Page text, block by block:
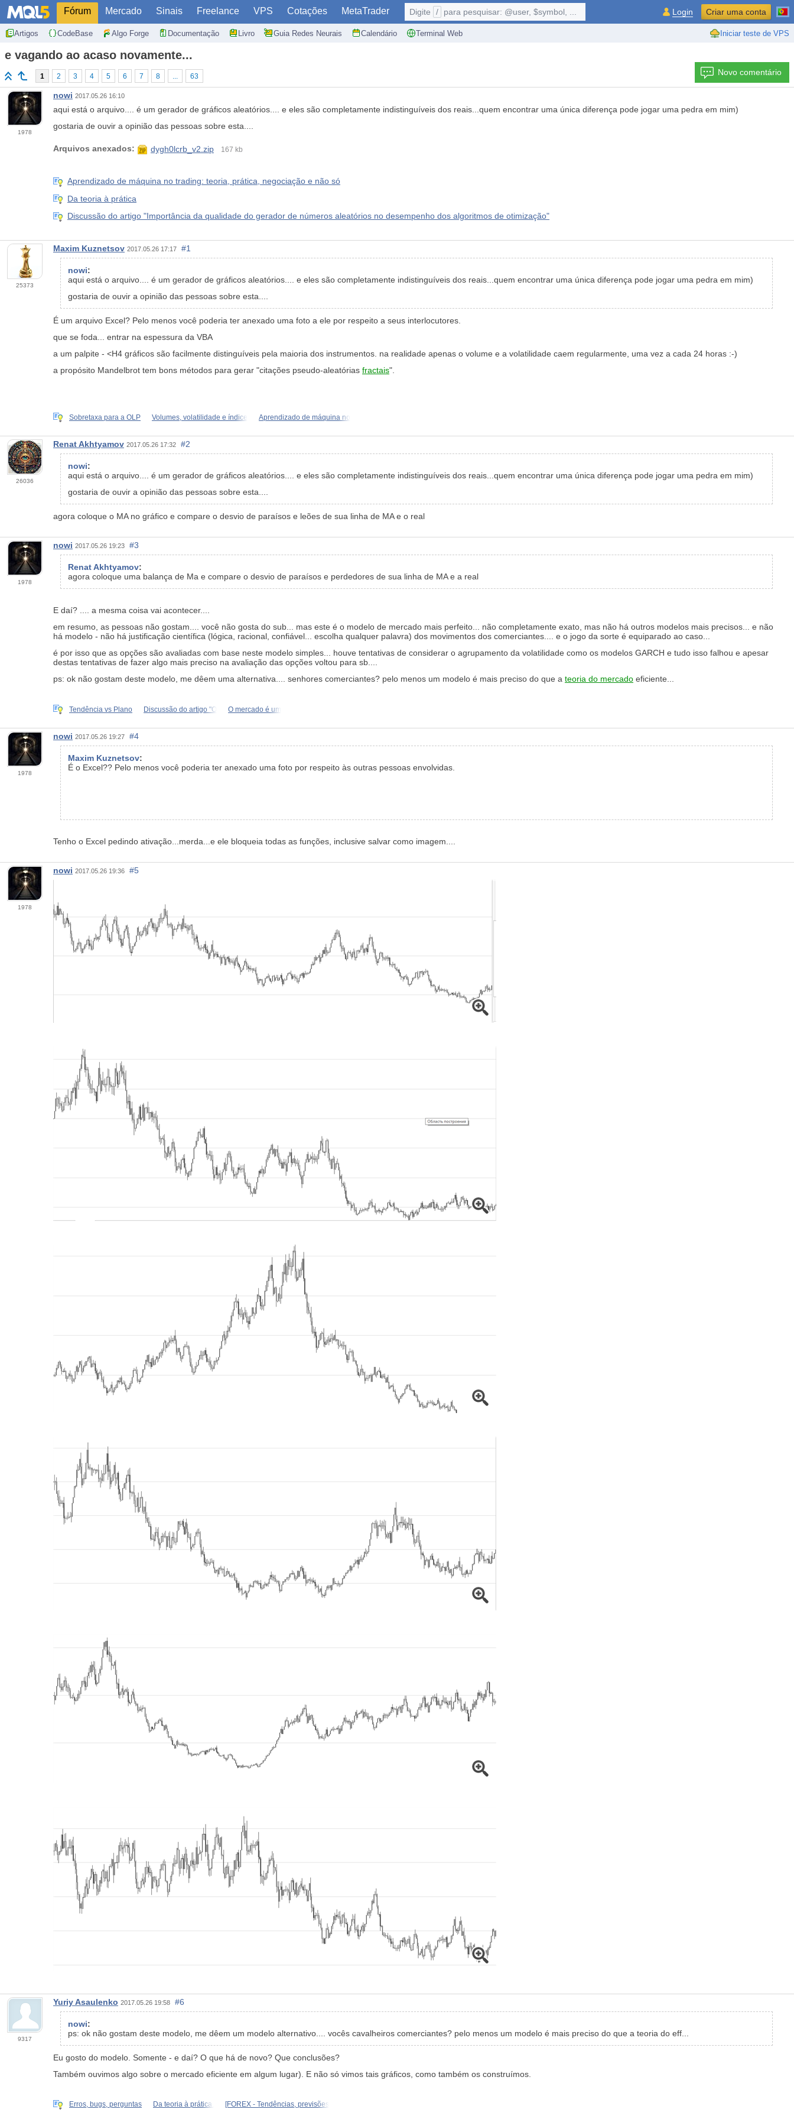
Fórum Mercado Sinais Freelance VPS Cotações MetaTrader
Artigos CodeBase Algo Forge Documentação Livro Guia Redes Neurais Calendário Terminal Web Iniciar teste de VPS
Digite / para pesquisar: @user, $symbol, ... Login Criar uma conta
e vagando ao acaso novamente...
1 2 3 4 5 6 7 8 ... 63 Novo comentário
1978
nowi 2017.05.26 16:10
aqui está o arquivo.... é um gerador de gráficos aleatórios.... e eles são completamente indistinguíveis dos reais...quem encontrar uma única diferença pode jogar uma pedra em mim)
gostaria de ouvir a opinião das pessoas sobre esta....
Arquivos anexados: dygh0lcrb_v2.zip 167 kb
Aprendizado de máquina no trading: teoria, prática, negociação e não só
Da teoria à prática
Discussão do artigo "Importância da qualidade do gerador de números aleatórios no desempenho dos algoritmos de otimização"
25373
Maxim Kuznetsov 2017.05.26 17:17 #1
nowi:
aqui está o arquivo.... é um gerador de gráficos aleatórios.... e eles são completamente indistinguíveis dos reais...quem encontrar uma única diferença pode jogar uma pedra em mim)
gostaria de ouvir a opinião das pessoas sobre esta....
É um arquivo Excel? Pelo menos você poderia ter anexado uma foto a ele por respeito a seus interlocutores.
que se foda... entrar na espessura da VBA
a um palpite - <H4 gráficos são facilmente distinguíveis pela maioria dos instrumentos. na realidade apenas o volume e a volatilidade caem regularmente, uma vez a cada 24 horas :-)
a propósito Mandelbrot tem bons métodos para gerar "citações pseudo-aleatórias fractais".
Sobretaxa para a OLP Volumes, volatilidade e índice Aprendizado de máquina no
26036
Renat Akhtyamov 2017.05.26 17:32 #2
nowi:
aqui está o arquivo.... é um gerador de gráficos aleatórios.... e eles são completamente indistinguíveis dos reais...quem encontrar uma única diferença pode jogar uma pedra em mim)
gostaria de ouvir a opinião das pessoas sobre esta....
agora coloque o MA no gráfico e compare o desvio de paraísos e leões de sua linha de MA e o real
1978
nowi 2017.05.26 19:23 #3
Renat Akhtyamov:
agora coloque uma balança de Ma e compare o desvio de paraísos e perdedores de sua linha de MA e a real
E daí? .... a mesma coisa vai acontecer....
em resumo, as pessoas não gostam.... você não gosta do sub... mas este é o modelo de mercado mais perfeito... não completamente exato, mas não há outros modelos mais precisos... e não
há modelo - não há justificação científica (lógica, racional, confiável... escolha qualquer palavra) dos movimentos dos comerciantes.... e o jogo da sorte é equiparado ao caso...
é por isso que as opções são avaliadas com base neste modelo simples... houve tentativas de considerar o agrupamento da volatilidade como os modelos GARCH e tudo isso falhou e apesar
destas tentativas de fazer algo mais preciso na avaliação das opções voltou para sb....
ps: ok não gostam deste modelo, me dêem uma alternativa.... senhores comerciantes? pelo menos um modelo é mais preciso do que a teoria do mercado eficiente...
Tendência vs Plano Discussão do artigo "O O mercado é um
1978
nowi 2017.05.26 19:27 #4
Maxim Kuznetsov:
É o Excel?? Pelo menos você poderia ter anexado uma foto por respeito às outras pessoas envolvidas.
Tenho o Excel pedindo ativação...merda...e ele bloqueia todas as funções, inclusive salvar como imagem....
1978
nowi 2017.05.26 19:36 #5
9317
Yuriy Asaulenko 2017.05.26 19:58 #6
nowi:
ps: ok não gostam deste modelo, me dêem um modelo alternativo.... vocês cavalheiros comerciantes? pelo menos um modelo é mais preciso do que a teoria do eff...
Eu gosto do modelo. Somente - e daí? O que há de novo? Que conclusões?
Também ouvimos algo sobre o mercado eficiente em algum lugar). E não só vimos tais gráficos, como também os construímos.
Erros, bugs, perguntas Da teoria à prática. [FOREX - Tendências, previsões